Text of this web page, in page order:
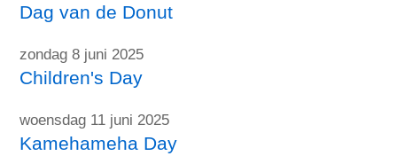
Dag van de Donut
zondag 8 juni 2025
Children's Day
woensdag 11 juni 2025
Kamehameha Day